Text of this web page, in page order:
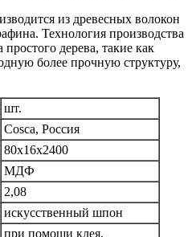
из древесных волокон
Технология производства
дерева, такие как
более прочную структуру,
шт.
Cosca, Россия
80x16х2400
МДФ
2,08
искусственный шпон
при помощи клея,